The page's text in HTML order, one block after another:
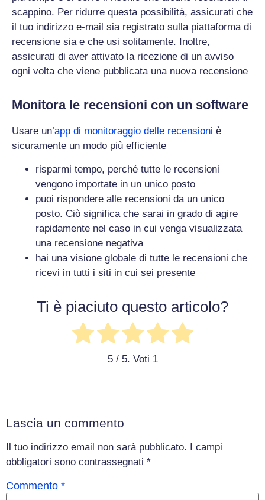
scappino. Per ridurre questa possibilità, assicurati che
il tuo indirizzo e-mail sia registrato sulla piattaforma di
recensione sia e che usi solitamente. Inoltre,
assicurati di aver attivato la ricezione di un avviso
ogni volta che viene pubblicata una nuova recensione
Monitora le recensioni con un software
Usare un’app di monitoraggio delle recensioni è
sicuramente un modo più efficiente
risparmi tempo, perché tutte le recensioni
vengono importate in un unico posto
puoi rispondere alle recensioni da un unico
posto. Ciò significa che sarai in grado di agire
rapidamente nel caso in cui venga visualizzata
una recensione negativa
hai una visione globale di tutte le recensioni che
ricevi in tutti i siti in cui sei presente
Ti è piaciuto questo articolo?
5/ 5. Voti 1
Lascia un commento
Il tuo indirizzo email non sarà pubblicato.
I campi
obbligatori sono contrassegnati *
Commento *